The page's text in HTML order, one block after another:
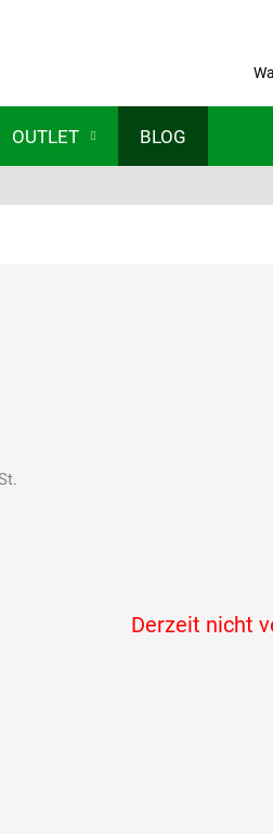
OUTLET BLOG
Derzeit nicht